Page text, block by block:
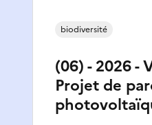
(06) - 2026 -
Projet de
biodiversité